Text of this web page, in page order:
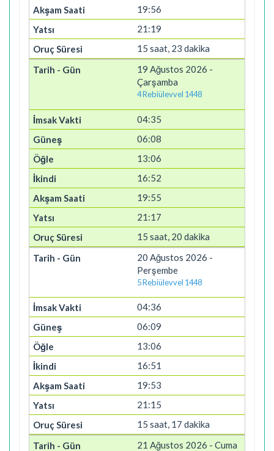
19:56
21:19
15 saat, 23 dakika
19 Ağustos 2026 -
Çarşamba
4 Rebiülevvel 1448
04:35
06:08
13:06
16:52
19:55
21:17
15 saat, 20 dakika
20 Ağustos 2026 -
Perşembe
5 Rebiülevvel 1448
04:36
06:09
13:06
16:51
19:53
21:15
15 saat, 17 dakika
21 Ağustos 2026 - Cuma